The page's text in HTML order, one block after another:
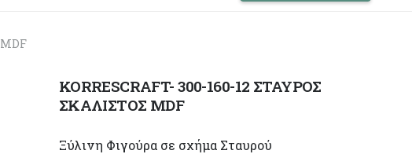
KORRESCRAFT- 300-160-12 ΣΤΑΥΡΟΣ
ΣΚΑΛΙΣΤΟΣ MDF
Ξύλινη Φιγούρα σε σχήμα Σταυρού